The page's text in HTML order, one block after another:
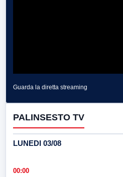
Guarda la diretta streaming
PALINSESTO TV
LUNEDI 03/08
00:00